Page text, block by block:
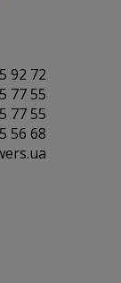
92 72
77 55
77 55
56 68